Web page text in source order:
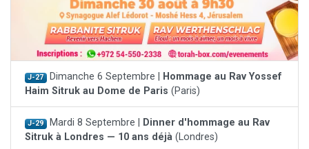
J-27 Dimanche 6 Septembre |
Hommage au Rav Yossef
Haim Sitruk au Dome de Paris (Paris)
J-29 Mardi 8 Septembre |
Dinner d'hommage au Rav
Sitruk à Londres — 10 ans déjà (Londres)